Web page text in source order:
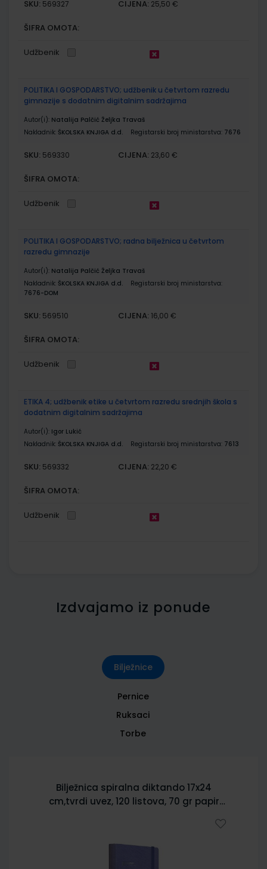
SKU: 569327 CIJENA: 25,50 €
ŠIFRA OMOTA:
Udžbenik
POLITIKA I GOSPODARSTVO; udžbenik u četvrtom razredu
gimnazije s dodatnim digitalnim sadržajima
Autor(i): Natalija Palčić Željka Travaš
Nakladnik: ŠKOLSKA KNJIGA d.d. Registarski broj ministarstva: 7676
SKU: 569330 CIJENA: 23,60 €
ŠIFRA OMOTA:
Udžbenik
POLITIKA I GOSPODARSTVO; radna bilježnica u četvrtom
razredu gimnazije
Autor(i): Natalija Palčić Željka Travaš
Nakladnik: ŠKOLSKA KNJIGA d.d.
Registarski broj ministarstva:
7676-DOM
SKU: 569510 CIJENA: 16,00 €
ŠIFRA OMOTA:
Udžbenik
ETIKA 4; udžbenik etike u četvrtom razredu srednjih škola s
dodatnim digitalnim sadržajima
Autor(i): Igor Lukić
Nakladnik: ŠKOLSKA KNJIGA d.d. Registarski broj ministarstva: 7613
SKU: 569332 CIJENA: 22,20 €
ŠIFRA OMOTA:
Udžbenik
Izdvajamo iz ponude
Bilježnice
Pernice
Ruksaci
Torbe
Bilježnica spiralna diktando 17x24
cm,tvrdi uvez, 120 listova, 70 gr papir